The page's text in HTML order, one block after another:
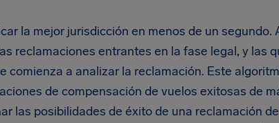
la mejor jurisdicción en menos de un segundo.
reclamaciones entrantes en la fase legal, y las
comienza a analizar la reclamación. Este
de compensación de vuelos exitosas de
las posibilidades de éxito de una reclamación